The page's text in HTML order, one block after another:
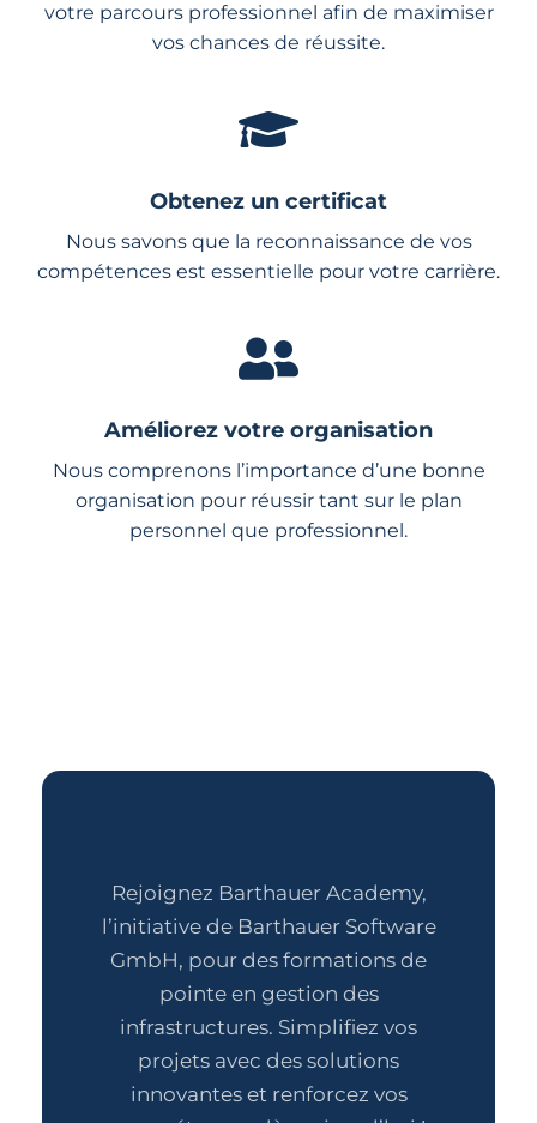
votre parcours professionnel afin de maximiser
vos chances de réussite.
Obtenez un certificat
Nous savons que la reconnaissance de vos
compétences est essentielle pour votre carrière.
Améliorez votre organisation
Nous comprenons l’importance d’une bonne
organisation pour réussir tant sur le plan
personnel que professionnel.
Rejoignez Barthauer Academy,
l’initiative de Barthauer Software
GmbH, pour des formations de
pointe en gestion des
infrastructures. Simplifiez vos
projets avec des solutions
innovantes et renforcez vos